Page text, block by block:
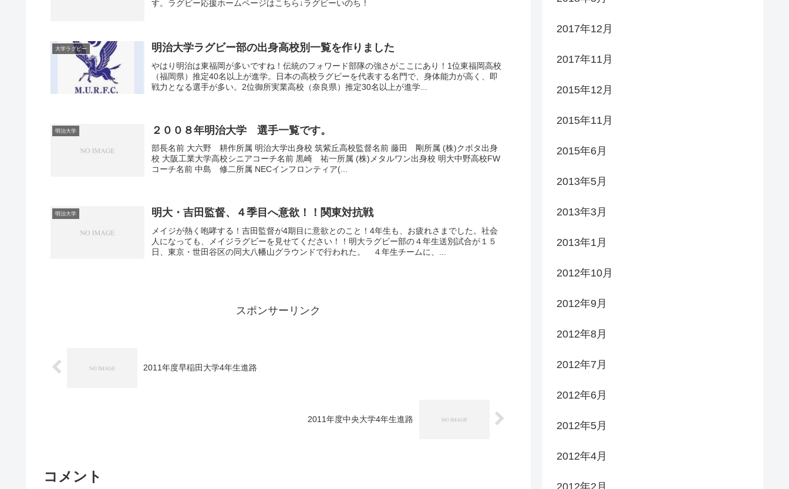
す。ラグビー応援ホームページはこちら↓ラグビーいのち！
大学ラグビー 明治大学ラグビー部の出身高校別一覧を作りました
やはり明治は東福岡が多いですね！伝統のフォワード部隊の強さがここにあり！1位東福岡高校
（福岡県）推定40名以上が進学。日本の高校ラグビーを代表する名門で、身体能力が高く、即
戦力となる選手が多い。2位御所実業高校（奈良県）推定30名以上が進学...
明治大学 ２００８年明治大学 選手一覧です。
部長名前 大六野 耕作所属 明治大学出身校 筑紫丘高校監督名前 藤田 剛所属 (株)クボタ出身
校 大阪工業大学高校シニアコーチ名前 黒崎 祐一所属 (株)メタルワン出身校 明大中野高校FW
コーチ名前 中島 修二所属 NECインフロンティア(...
明治大学 明大・吉田監督、４季目へ意欲！！関東対抗戦
メイジが熱く咆哮する！吉田監督が4期目に意欲とのこと！4年生も、お疲れさまでした。社会
人になっても、メイジラグビーを見せてください！！明大ラグビー部の４年生送別試合が１５
日、東京・世田谷区の同大八幡山グラウンドで行われた。 ４年生チームに、...
スポンサーリンク
2011年度早稲田大学4年生進路
2011年度中央大学4年生進路
コメント
2017年12月
2017年11月
2015年12月
2015年11月
2015年6月
2013年5月
2013年3月
2013年1月
2012年10月
2012年9月
2012年8月
2012年7月
2012年6月
2012年5月
2012年4月
2012年2月